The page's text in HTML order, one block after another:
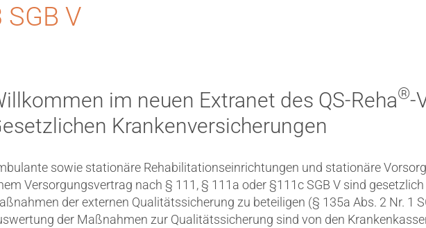
SGB V
im neuen Extranet des QS-Reha®-
Krankenversicherungen
sowie stationäre Rehabilitationseinrichtungen und stationäre
Versorgungsvertrag nach § 111, § 111a oder §111c SGB V sind
der externen Qualitätssicherung zu beteiligen (§ 135a Abs. 2 Nr. 1
der Maßnahmen zur Qualitätssicherung sind von den